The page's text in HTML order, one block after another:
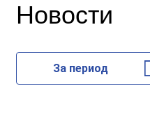
Новости
За период